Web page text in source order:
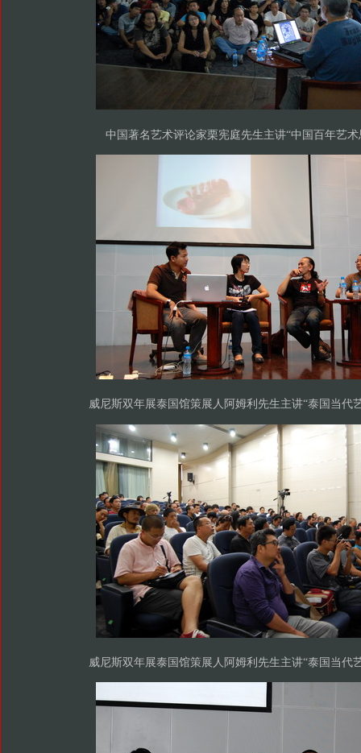
中国著名艺术评论家栗宪庭先生主讲“中国百年艺术
威尼斯双年展泰国馆策展人阿姆利先生主讲“泰国当代
威尼斯双年展泰国馆策展人阿姆利先生主讲“泰国当代